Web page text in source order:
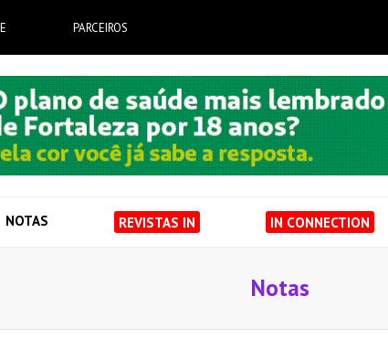
PARCEIROS
NOTAS REVISTAS IN IN CONNECTION
Notas